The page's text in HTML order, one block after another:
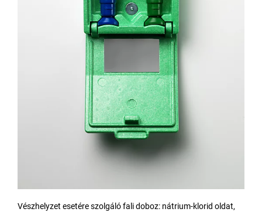
Vészhelyzet esetére szolgáló fali doboz: nátrium-klorid oldat,